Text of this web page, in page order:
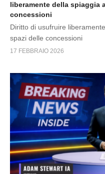
liberamente della spiaggia
concessioni
Diritto di usufruire
spazi delle concessioni
17 FEBBRAIO 2026